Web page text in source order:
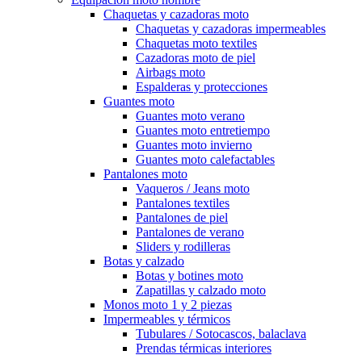
Chaquetas y cazadoras moto
Chaquetas y cazadoras impermeables
Chaquetas moto textiles
Cazadoras moto de piel
Airbags moto
Espalderas y protecciones
Guantes moto
Guantes moto verano
Guantes moto entretiempo
Guantes moto invierno
Guantes moto calefactables
Pantalones moto
Vaqueros / Jeans moto
Pantalones textiles
Pantalones de piel
Pantalones de verano
Sliders y rodilleras
Botas y calzado
Botas y botines moto
Zapatillas y calzado moto
Monos moto 1 y 2 piezas
Impermeables y térmicos
Tubulares / Sotocascos, balaclava
Prendas térmicas interiores